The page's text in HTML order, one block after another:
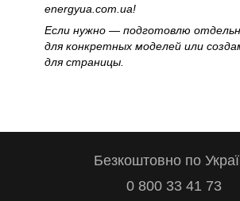
energyua.com.ua!
Если нужно — подготовлю
для конкретных моделей или
для страницы.
Безкоштовно по
0 800 33 41 73